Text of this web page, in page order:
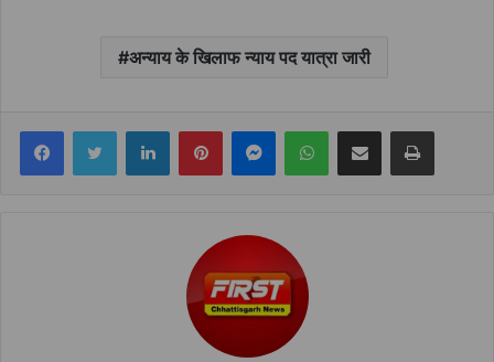
अन्याय के खिलाफ न्याय पद यात्रा जारी
FacebookTwitter LinkedInPinterestMessengerWhatsAppShare via Email Print